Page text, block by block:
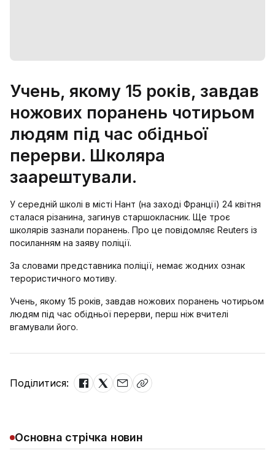
Учень, якому 15 років, завдав
ножових поранень чотирьом
людям під час обідньої
перерви. Школяра
заарештували.
У середній школі в місті Нант (на заході Франції) 24 квітня
сталася різанина, загинув старшокласник. Ще троє
школярів зазнали поранень. Про це повідомляє Reuters із
посиланням на заяву поліції.
За словами представника поліції, немає жодних ознак
терористичного мотиву.
Учень, якому 15 років, завдав ножових поранень чотирьом
людям під час обідньої перерви, перш ніж вчителі
вгамували його.
Поділитися:
Основна стрічка новин